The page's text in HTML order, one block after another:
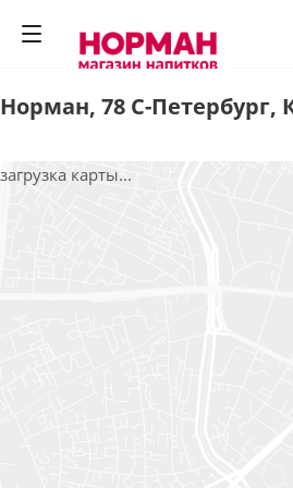
Норман, 78 С-Петербург,
загрузка карты...